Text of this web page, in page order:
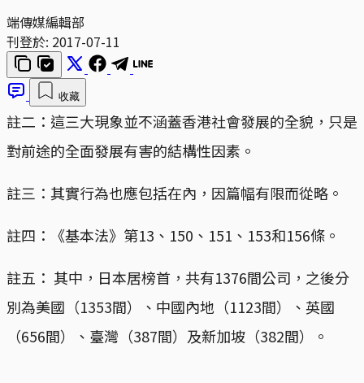
端傳媒編輯部
刊登於: 2017-07-11
收藏
註二：這三大現象並不涵蓋香港社會發展的全貌，只是
對前途的全面發展有害的結構性因素。
註三：其實行為也應包括在內，因篇幅有限而從略。
註四：《基本法》第13、150、151、153和156條。
註五： 其中，日本居榜首，共有1376間公司，之後分
別為美國（1353間）、中國內地（1123間）、英國
（656間）、臺灣（387間）及新加坡（382間）。